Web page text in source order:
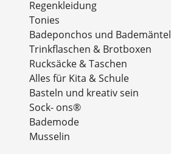
Regenkleidung
Tonies
Badeponchos und Bademäntel
Trinkflaschen & Brotboxen
Rucksäcke & Taschen
Alles für Kita & Schule
Basteln und kreativ sein
Sock- ons®
Bademode
Musselin